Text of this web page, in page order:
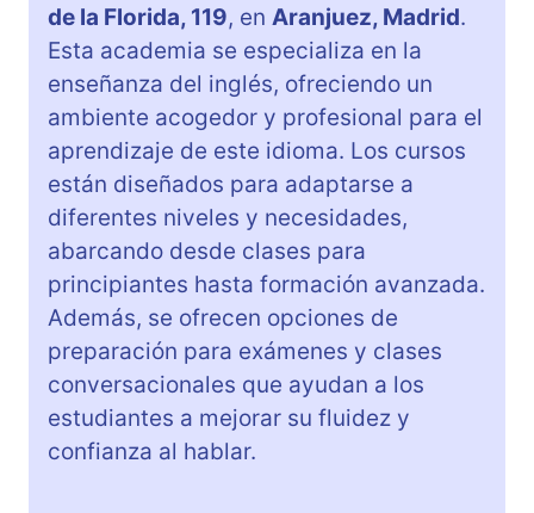
de la Florida, 119, en Aranjuez, Madrid.
Esta academia se especializa en la
enseñanza del inglés, ofreciendo un
ambiente acogedor y profesional para el
aprendizaje de este idioma. Los cursos
están diseñados para adaptarse a
diferentes niveles y necesidades,
abarcando desde clases para
principiantes hasta formación avanzada.
Además, se ofrecen opciones de
preparación para exámenes y clases
conversacionales que ayudan a los
estudiantes a mejorar su fluidez y
confianza al hablar.